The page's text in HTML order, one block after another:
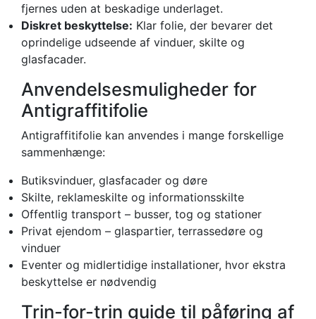
fjernes uden at beskadige underlaget.
Diskret beskyttelse: Klar folie, der bevarer det
oprindelige udseende af vinduer, skilte og
glasfacader.
Anvendelsesmuligheder for
Antigraffitifolie
Antigraffitifolie kan anvendes i mange forskellige
sammenhænge:
Butiksvinduer, glasfacader og døre
Skilte, reklameskilte og informationsskilte
Offentlig transport – busser, tog og stationer
Privat ejendom – glaspartier, terrassedøre og
vinduer
Eventer og midlertidige installationer, hvor ekstra
beskyttelse er nødvendig
Trin-for-trin guide til påføring af